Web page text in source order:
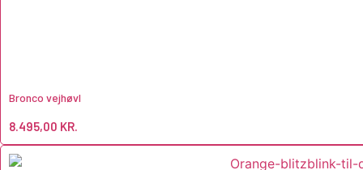
Bronco vejhøvl
8.495,00 KR.